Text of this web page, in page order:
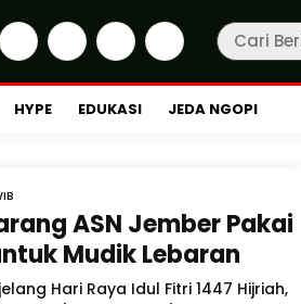
HYPE EDUKASI JEDA NGOPI
ASN Jember Pakai
Mudik Lebaran
Hari Raya Idul Fitri 1447 Hijriah,